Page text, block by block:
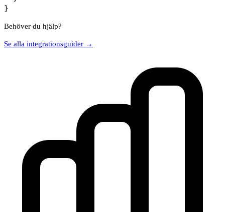
Behöver du hjälp?
Se alla integrationsguider →